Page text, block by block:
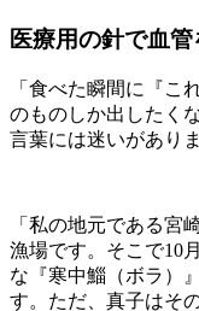
医療用の針で血
「食べた瞬間に『こ
のものしか出したく
言葉には迷いがあり
「私の地元である宮
漁場です。そこで10
な『寒中鯔（ボラ）
す。ただ、真子はそ